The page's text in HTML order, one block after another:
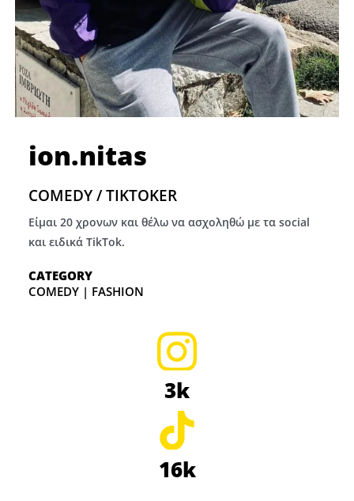
ion.nitas
COMEDY / TIKTOKER
Είμαι 20 χρονων και θέλω να ασχοληθώ με τα social
και ειδικά TikTok.
CATEGORY
COMEDY | FASHION
3k
16k